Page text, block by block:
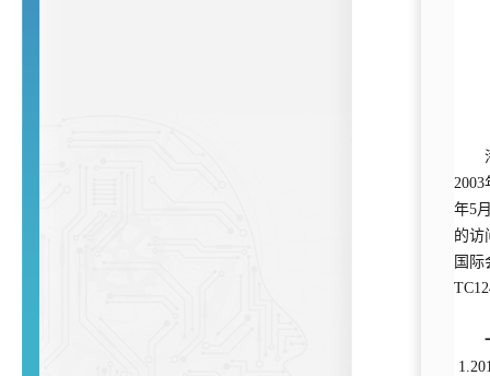
年5
的访
国